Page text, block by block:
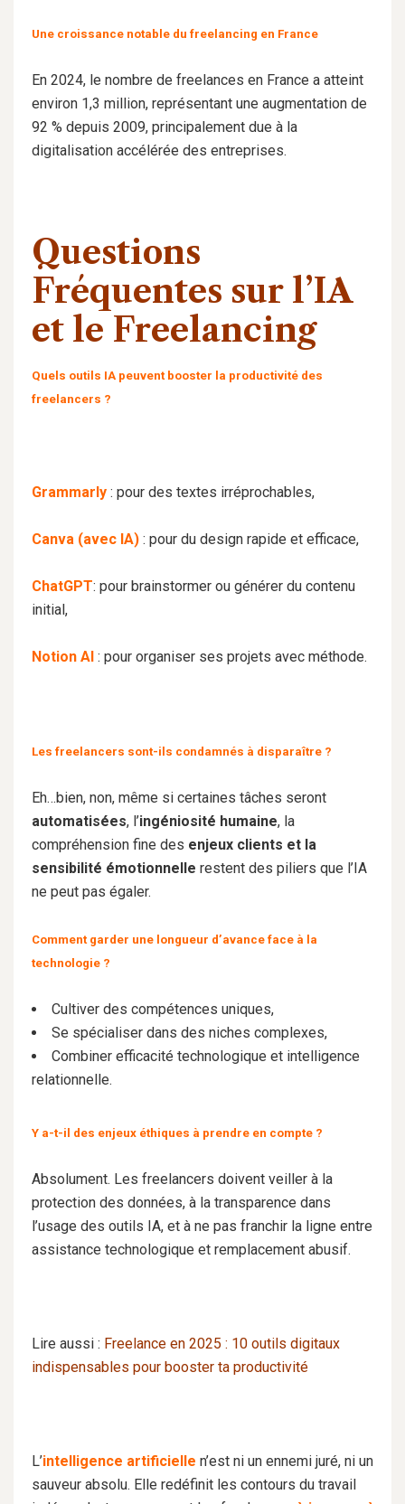
Une croissance notable du freelancing en France
En 2024, le nombre de freelances en France a atteint
environ 1,3 million, représentant une augmentation de
92 % depuis 2009, principalement due à la
digitalisation accélérée des entreprises.
Questions
Fréquentes sur l’IA
et le Freelancing
Quels outils IA peuvent booster la productivité des
freelancers ?
Grammarly : pour des textes irréprochables,
Canva (avec IA) : pour du design rapide et efficace,
ChatGPT: pour brainstormer ou générer du contenu
initial,
Notion AI : pour organiser ses projets avec méthode.
Les freelancers sont-ils condamnés à disparaître ?
Eh…bien, non, même si certaines tâches seront
automatisées, l’ingéniosité humaine, la
compréhension fine des enjeux clients et la
sensibilité émotionnelle restent des piliers que l’IA
ne peut pas égaler.
Comment garder une longueur d’avance face à la
technologie ?
Cultiver des compétences uniques,
Se spécialiser dans des niches complexes,
Combiner efficacité technologique et intelligence
relationnelle.
Y a-t-il des enjeux éthiques à prendre en compte ?
Absolument. Les freelancers doivent veiller à la
protection des données, à la transparence dans
l’usage des outils IA, et à ne pas franchir la ligne entre
assistance technologique et remplacement abusif.
Lire aussi : Freelance en 2025 : 10 outils digitaux
indispensables pour booster ta productivité
L’intelligence artificielle n’est ni un ennemi juré, ni un
sauveur absolu. Elle redéfinit les contours du travail